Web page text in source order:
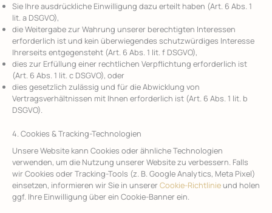
Sie Ihre ausdrückliche Einwilligung dazu erteilt haben (Art. 6 Abs. 1
lit. a DSGVO),
die Weitergabe zur Wahrung unserer berechtigten Interessen
erforderlich ist und kein überwiegendes schutzwürdiges Interesse
Ihrerseits entgegensteht (Art. 6 Abs. 1 lit. f DSGVO),
dies zur Erfüllung einer rechtlichen Verpflichtung erforderlich ist
(Art. 6 Abs. 1 lit. c DSGVO), oder
dies gesetzlich zulässig und für die Abwicklung von
Vertragsverhältnissen mit Ihnen erforderlich ist (Art. 6 Abs. 1 lit. b
DSGVO).
4. Cookies & Tracking-Technologien
Unsere Website kann Cookies oder ähnliche Technologien
verwenden, um die Nutzung unserer Website zu verbessern. Falls
wir Cookies oder Tracking-Tools (z. B. Google Analytics, Meta Pixel)
einsetzen, informieren wir Sie in unsererCookie-Richtlinieund holen
ggf. Ihre Einwilligung über ein Cookie-Banner ein.